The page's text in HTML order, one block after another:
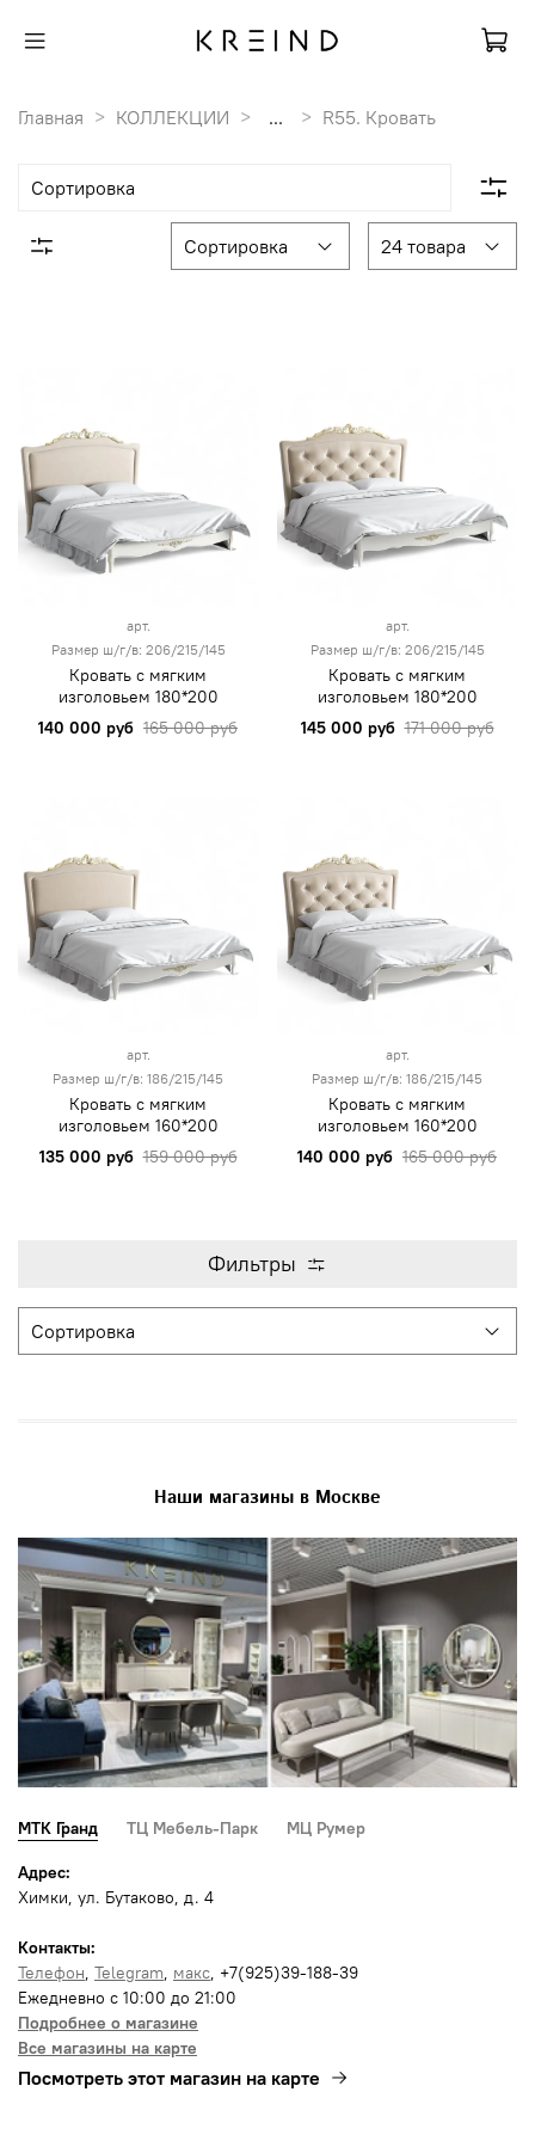
Главная КОЛЛЕКЦИИ ... R55. Кровать
арт.
Размер ш/г/в: 206/215/145
Кровать с мягким
изголовьем 180*200
140 000 руб 165 000 руб
арт.
Размер ш/г/в: 206/215/145
Кровать с мягким
изголовьем 180*200
145 000 руб 171 000 руб
арт.
Размер ш/г/в: 186/215/145
Кровать с мягким
изголовьем 160*200
135 000 руб 159 000 руб
арт.
Размер ш/г/в: 186/215/145
Кровать с мягким
изголовьем 160*200
140 000 руб 165 000 руб
Фильтры
Наши магазины в Москве
МТК Гранд ТЦ Мебель-Парк МЦ Румер
Адрес:
Химки, ул. Бутаково, д. 4
Контакты:
Телефон, Telegram, макс, +7(925)39-188-39
Ежедневно с 10:00 до 21:00
Подробнее о магазине
Все магазины на карте
Посмотреть этот магазин на карте